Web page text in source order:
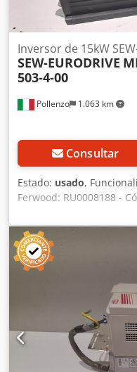
Pollenzo 1.063 km
Inversor de 15kW
SEW-EURODRIVE
503-4-00
Consultar
Estado: usado,
Ferwood: RU0008188 -
0150-503-4-00 - Estado:
probado - Máquina
Si está interesado,
en contacto con